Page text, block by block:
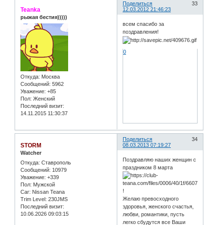
Поделиться
33
12.03.2012 21:46:23
Teanka
рыжая бестия)))))
Откуда: Москва
Сообщений: 5962
Уважение: +85
Пол: Женский
Последний визит:
14.11.2015 11:30:37
всем спасибо за
поздравления!
0
Поделиться
34
08.03.2013 07:19:27
STORM
Watcher
Откуда: Ставрополь
Сообщений: 10979
Уважение: +339
Пол: Мужской
Car: Nissan Teana
Trim Level: 230JMS
Последний визит:
10.06.2026 09:03:15
Поздравляю наших женщин с
праздником 8 марта
!
Желаю превосходного
здоровья, женского счастья,
любви, романтики, пусть
легко сбудутся все Ваши